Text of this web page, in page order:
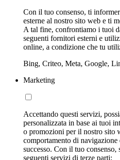
Con il tuo consenso, ti
esterne al nostro sito web e ti
A tal fine, confrontiamo i tuoi
seguenti fornitori esterni e
online, a condizione che tu
Bing, Criteo, Meta, Google,
Marketing
Accettando questi servizi,
personalizzata in base ai tuoi
o promozioni per il nostro sito
comportamento di
successo. Con il tuo
seguenti servizi di terze parti: